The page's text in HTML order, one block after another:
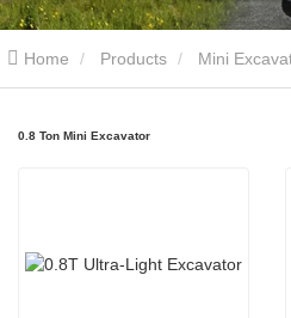
Home Products Mini
0.8 Ton Mini Excavator